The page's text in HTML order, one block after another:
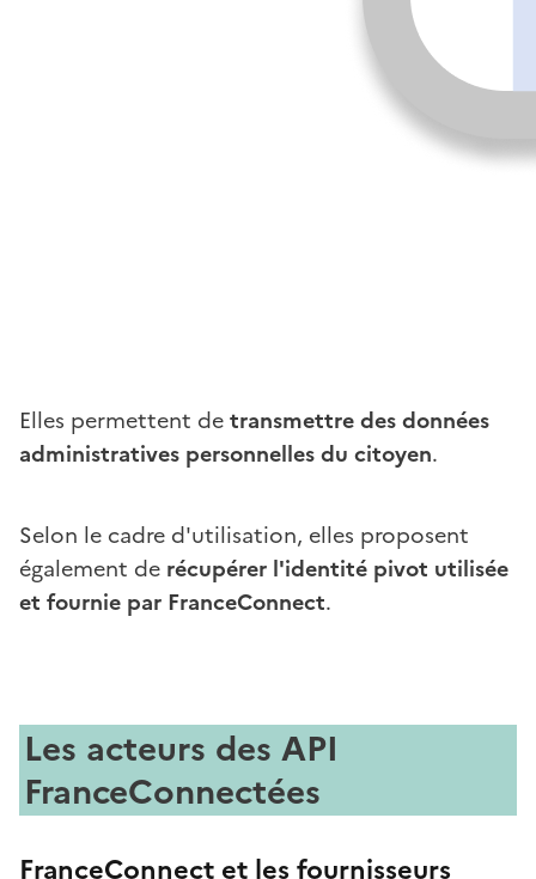
Elles permettent detransmettre des données
administratives personnelles du citoyen.
Selon le cadre d'utilisation, elles proposent
également de récupérer l'identité pivot utilisée
et fournie par FranceConnect.
Les acteurs des API
FranceConnectées
FranceConnect et les fournisseurs